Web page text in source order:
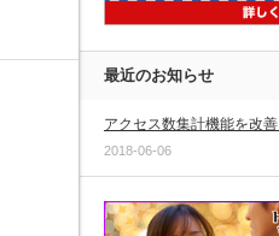
最近のお知らせ
アクセス数集計機能を改善
2018-06-06